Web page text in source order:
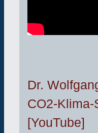
Dr.
CO2-Klima-
[YouTube]